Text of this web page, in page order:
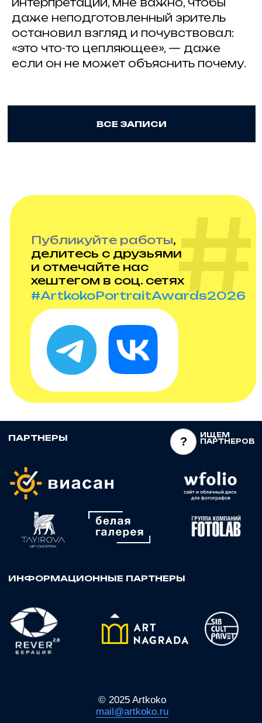
даже неподготовленный зритель
остановил взгляд и почувствовал:
«это что-то цепляющее», — даже
если он не может объяснить почему.
Техническая поддержка
Политика конфенденциальности
Правила и требования конкурса
Проект Анны Гражданкиной